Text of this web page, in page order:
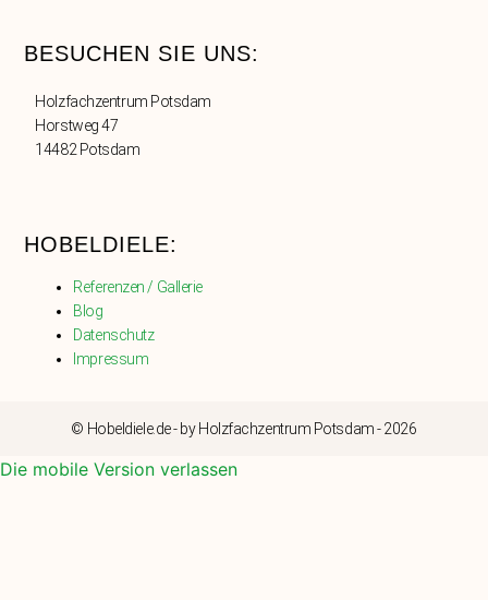
BESUCHEN SIE UNS:
Holzfachzentrum Potsdam
Horstweg 47
14482 Potsdam
HOBELDIELE:
Referenzen / Gallerie
Blog
Datenschutz
Impressum
© Hobeldiele.de - by Holzfachzentrum Potsdam - 2026
Die mobile Version verlassen